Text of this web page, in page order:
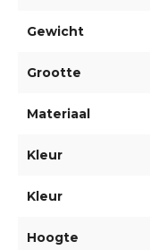
Gewicht
Grootte
Materiaal
Kleur
Kleur
Hoogte